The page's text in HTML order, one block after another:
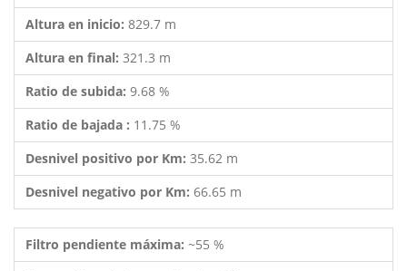
Altura en inicio: 829.7 m
Altura en final: 321.3 m
Ratio de subida: 9.68 %
Ratio de bajada : 11.75 %
Desnivel positivo por Km: 35.62 m
Desnivel negativo por Km: 66.65 m
Filtro pendiente máxima: ~55 %